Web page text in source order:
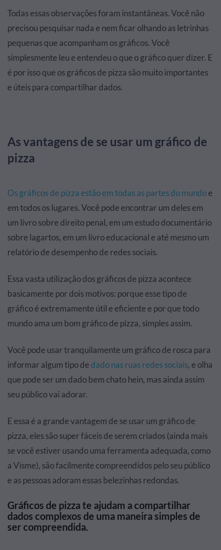
Todas essas observações foram instantâneas. Você não
precisou pesquisar nada e nem ficar olhando as letrinhas
pequenas que acompanham os gráficos. Você
simplesmente leu e entendeu o que o gráfico quer dizer. E
é por isso que os gráficos de pizza são muito importantes
e úteis para compartilhar dados.
As vantagens de se usar um gráfico de
pizza
Os gráficos de pizza estão em todas as partes do mundoe
em todos os lugares. Você pode encontrar um deles em
um livro sobre direito penal, em um estudo documentário
sobre lagartos, em um livro educacional e até mesmo um
relatório de desempenho de redes sociais.
Essa vasta utilização dos gráficos de pizza acontece
basicamente por dois motivos: porque esse tipo de
gráfico é extremamente útil e eficiente e por que todo
mundo ama um bom gráfico de pizza, simples assim.
Você pode usar tranquilamente um gráfico de rosca para
informar algum tipo dedado nas ruas redes sociais, e olha
que pode ser um dado bem chato hein, mas ainda assim
seu público vai adorar.
E essa é a grande vantagem de se usar um gráfico de
pizza, eles são super fáceis de serem criados (ainda mais
se você estiver usando uma ferramenta adequada, como
a Visme), são facilmente compreendidos pelo seu público
e as pessoas adoram essas belezinhas redondas.
Gráficos de pizza te ajudam a compartilhar
dados complexos de uma maneira simples de
ser compreendida.